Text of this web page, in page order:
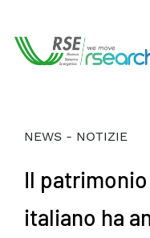
NEWS - NOTIZIE
Il
italiano ha